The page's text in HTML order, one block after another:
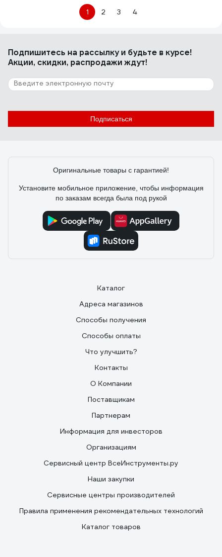
1 2 3 4
Подпишитесь на рассылкуи будьте в курсе!
Акции, скидки, распродажи ждут!
Подписаться
Оригинальные товары с гарантией!
Установите мобильное приложение, чтобы информация
по заказам всегда была под рукой
Каталог
Адреса магазинов
Способы получения
Способы оплаты
Что улучшить?
Контакты
О Компании
Поставщикам
Партнерам
Информация для инвесторов
Организациям
Сервисный центр ВсеИнструменты.ру
Наши закупки
Сервисные центры производителей
Правила применения рекомендательных технологий
Каталог товаров